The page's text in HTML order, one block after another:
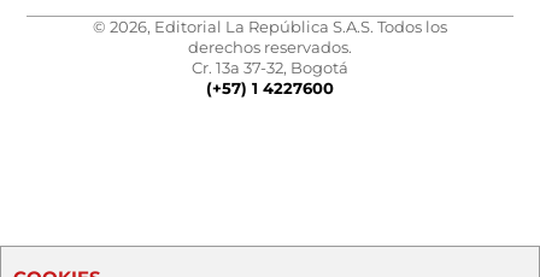
© 2026, Editorial La República S.A.S. Todos los
derechos reservados.
Cr. 13a 37-32, Bogotá
(+57) 1 4227600